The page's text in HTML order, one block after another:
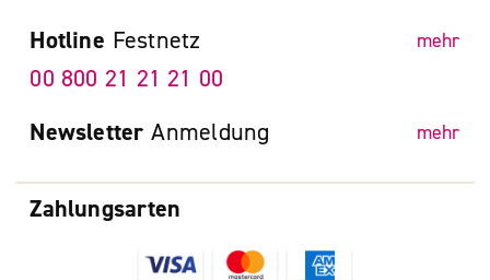
Zahlungsarten
Hotline Festnetz mehr
00 800 21 21 21 00
Newsletter Anmeldung mehr